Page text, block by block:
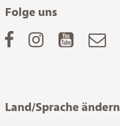
Folge uns
Land/Sprache ändern